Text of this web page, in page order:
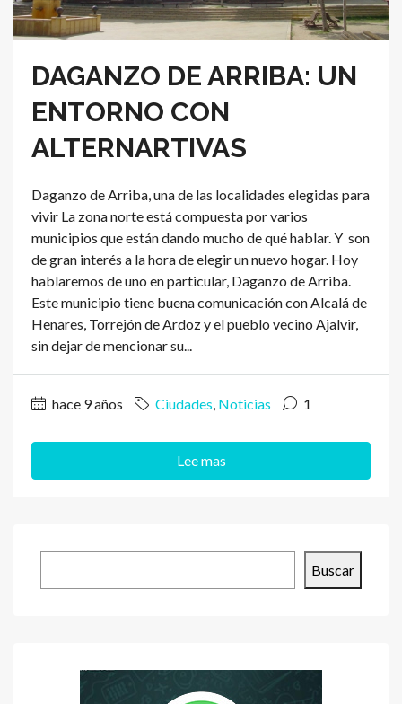
DAGANZO DE ARRIBA: UN
ENTORNO CON
ALTERNARTIVAS
Daganzo de Arriba, una de las localidades elegidas para
vivir La zona norte está compuesta por varios
municipios que están dando mucho de qué hablar. Y son
de gran interés a la hora de elegir un nuevo hogar. Hoy
hablaremos de uno en particular, Daganzo de Arriba.
Este municipio tiene buena comunicación con Alcalá de
Henares, Torrejón de Ardoz y el pueblo vecino Ajalvir,
sin dejar de mencionar su...
hace 9 años Ciudades Noticias 1
Lee mas
Buscar